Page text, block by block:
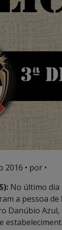
2016 • por •
No último dia
a pessoa de
Danúbio